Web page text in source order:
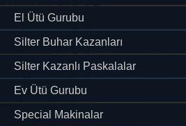
El Ütü Gurubu
Silter Buhar Kazanları
Silter Kazanlı Paskalalar
Ev Ütü Gurubu
Special Makinalar